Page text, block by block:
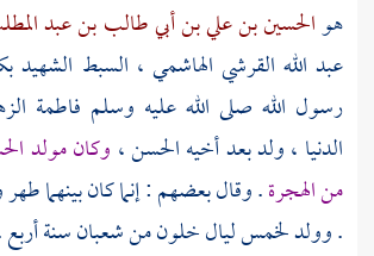
هوالحسين بن علي بن أبي طالب بن عبد
عبد الله القرشي الهاشمي ، السبط الشهيد
رسول الله صلى الله عليه وسلم فاطمة
الدنيا ، ولد بعد أخيهالحسن، وكان مولد
من الهجرة. وقال بعضهم : إنما كان بينهما
. وولد لخمس ليال خلون من شعبان سنة